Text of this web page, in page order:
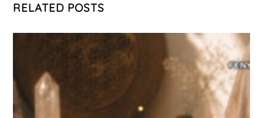
RELATED POSTS